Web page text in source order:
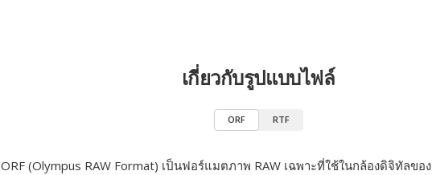
เกี่ยวกับรูปแบบไฟล์
ORF RTF
ORF (Olympus RAW Format) เป็นฟอร์แมตภาพ RAW เฉพาะที่ใช้ในกล้องดิจิทัลของ